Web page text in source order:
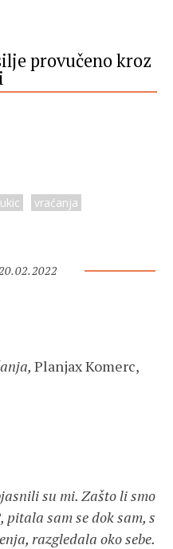
provučeno kroz
vraćanja
Planjax Komerc,
su mi. Zašto li smo
sam se dok sam, s
razgledala oko sebe.